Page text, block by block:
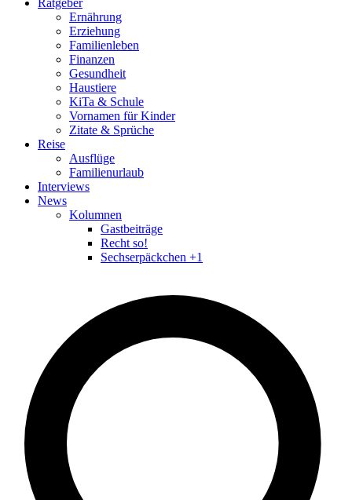
Ratgeber
Ernährung
Erziehung
Familienleben
Finanzen
Gesundheit
Haustiere
KiTa & Schule
Vornamen für Kinder
Zitate & Sprüche
Reise
Ausflüge
Familienurlaub
Interviews
News
Kolumnen
Gastbeiträge
Recht so!
Sechserpäckchen +1